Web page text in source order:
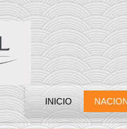
INICIO